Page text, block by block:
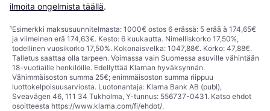
ilmoita ongelmista täällä.
¹Esimerkki maksusuunnitelmasta: 1000€ ostos 6 erässä: 5 erää à 174,65€
ja viimeinen erä 174,63€. Kesto: 6 kuukautta. Nimelliskorko 17,50%,
todellinen vuosikorko 17,50%. Kokonaisvelka: 1047,88€. Korko: 47,88€.
Talletus saattaa olla tarpeen. Voimassa vain Suomessa asuville vähintään
18-vuotiaille henkilöille. Edellyttää Klarnan hyväksynnän.
Vähimmäisoston summa 25€; enimmäisoston summa riippuu
luottokelpoisuusarviosta. Luotonantaja: Klarna Bank AB (publ),
Sveavägen 46, 111 34 Tukholma, Y-tunnus: 556737-0431. Katso ehdot
osoitteesta https://www.klarna.com/fi/ehdot/.